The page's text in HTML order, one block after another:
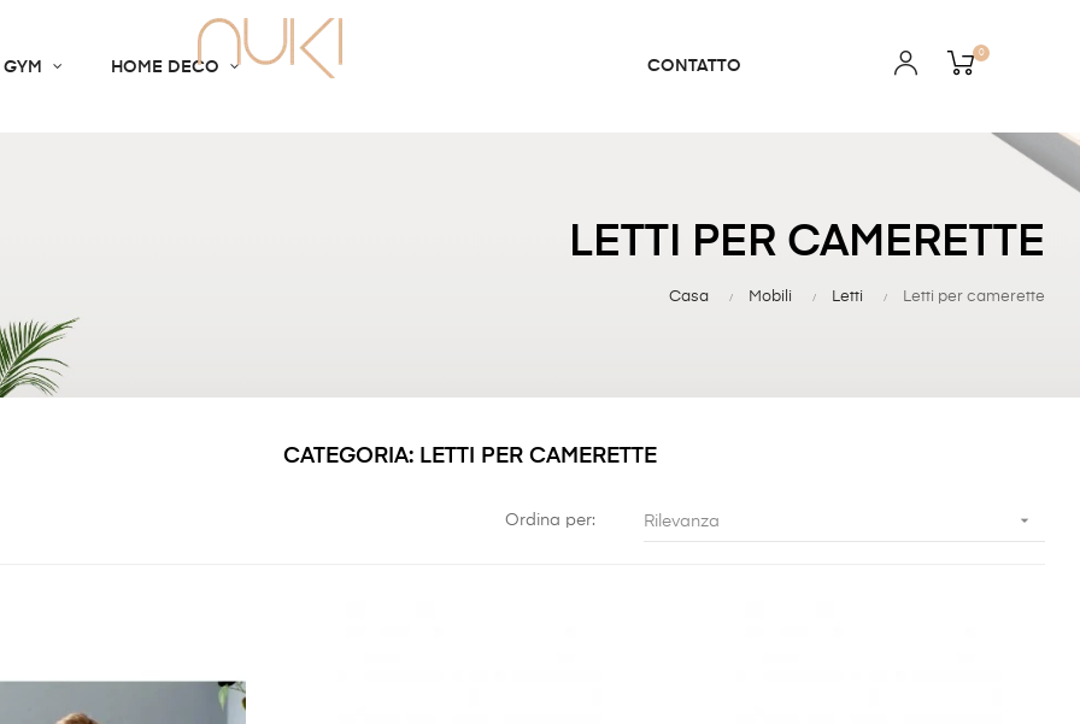
HOME DECO CONTATTO
0
LETTI PER CAMERETTE
Casa Mobili Letti Letti per camerette
CATEGORIA: LETTI PER CAMERETTE
Ordina per: Rilevanza 